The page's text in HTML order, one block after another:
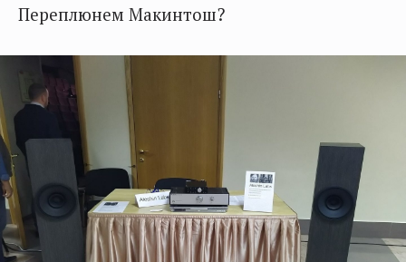
Переплюнем Макинтош?